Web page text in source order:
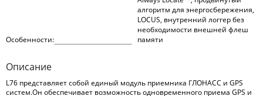
Особенности:
алгоритм для энергосбережения,
LOCUS, внутренний логгер без
необходимости внешней флеш
памяти
Описание
L76 представляет собой единый модуль приемника ГЛОНАСС и GPS
систем.Он обеспечивает возможность одновременного приема GPS и